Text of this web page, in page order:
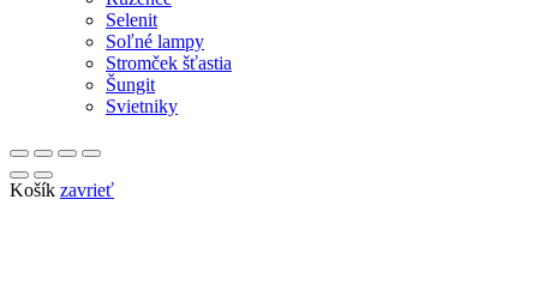
Selenit
Soľné lampy
Stromček šťastia
Šungit
Svietniky
Košík zavrieť